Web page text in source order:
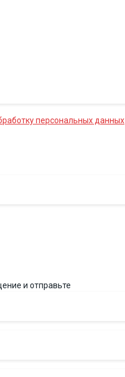
персональных данных
и отправьте